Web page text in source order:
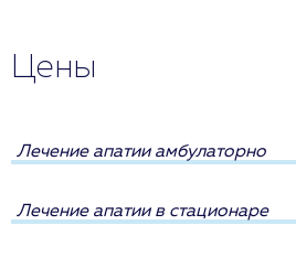
Цены
Лечение апатии амбулаторно
Лечение апатии в стационаре